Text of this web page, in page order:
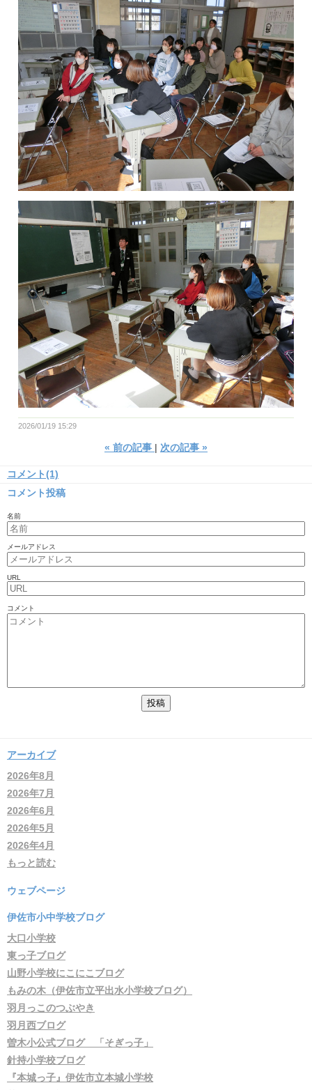
2026/01/19 15:29
« 前の記事 次の記事 »
コメント(1)
コメント投稿
名前
メールアドレス
URL
コメント
アーカイブ
2026年8月
2026年7月
2026年6月
2026年5月
2026年4月
もっと読む
ウェブページ
伊佐市小中学校ブログ
大口小学校
東っ子ブログ
山野小学校にこにこブログ
もみの木（伊佐市立平出水小学校ブログ）
羽月っこのつぶやき
羽月西ブログ
曽木小公式ブログ 「そぎっ子」
針持小学校ブログ
『本城っ子』伊佐市立本城小学校